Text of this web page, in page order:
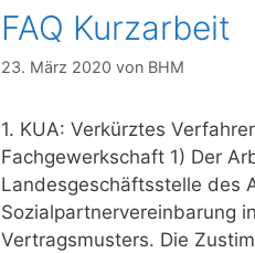
FAQ Kurzarbeit
23. März 2020 von BHM
1. KUA: Verkürztes
Fachgewerkschaft 1) Der
Landesgeschäftsstelle des
Sozialpartnervereinbarung
Vertragsmusters. Die